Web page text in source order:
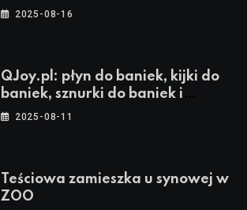
stroje i akcesoria dla animatorów
2025-08-16
QJoy.pl: płyn do baniek, kijki do
baniek, sznurki do baniek i
zestawy do baniek
2025-08-11
Teściowa zamieszka u synowej w
ZOO